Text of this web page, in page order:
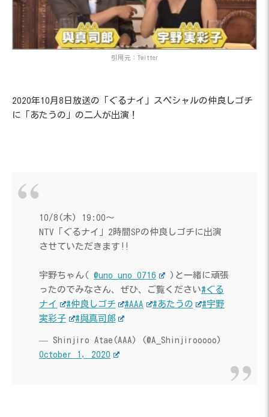
引用元：Twitter
2020年10月8日放送の「ぐるナイ」スペシャルの仲良しゴチ
に「あたうの」の二人が出演！
10/8(木) 19:00〜
NTV「ぐるナイ」2時間SPの仲良しゴチに出演
させていただきます‼️
宇野ちゃん( @uno_uno_0716
)と一緒に頑張
ったのでみなさん、ぜひ、ご覧ください#ぐる
ナイ
#仲良しゴチ #AAA #あたうの
#宇野
実彩子
#與真司郎
— Shinjiro Atae(AAA) (@A_Shinjirooooo)
October 1, 2020